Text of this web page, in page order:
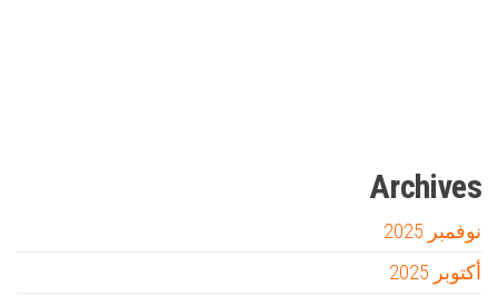
Archives
نوفمبر 2025
أكتوبر 2025